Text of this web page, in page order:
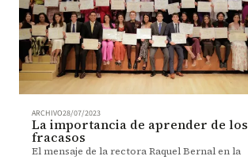
ARCHIVO28/07/2023
La importancia de aprender de los
fracasos
El mensaje de la rectora Raquel Bernal en la